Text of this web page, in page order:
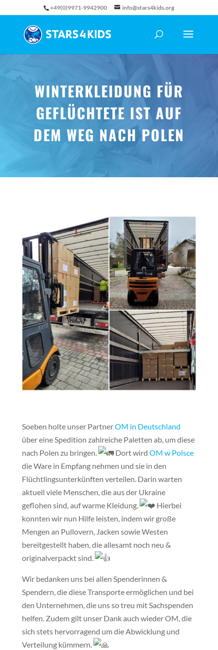
+49(0)9971-9942900 info@stars4kids.org
WINTERKLEIDUNG FÜR
GEFLÜCHTETE IST AUF
DEM WEG NACH POLEN
Soeben holte unser PartnerOM in Deutschland
über eine Spedition zahlreiche Paletten ab, um diese
nach Polen zu bringen.
Dort wird OM w Polsce
die Ware in Empfang nehmen und sie in den
Flüchtlingsunterkünften verteilen. Darin warten
aktuell viele Menschen, die aus der Ukraine
geflohen sind, auf warme Kleidung.
Hierbei
konnten wir nun Hilfe leisten, indem wir große
Mengen an Pullovern, Jacken sowie Westen
bereitgestellt haben, die allesamt noch neu &
originalverpackt sind.
Wir bedanken uns bei allen Spenderinnen &
Spendern, die diese Transporte ermöglichen und bei
den Unternehmen, die uns so treu mit Sachspenden
helfen. Zudem gilt unser Dank auch wieder OM, die
sich stets hervorragend um die Abwicklung und
Verteilung kümmern.